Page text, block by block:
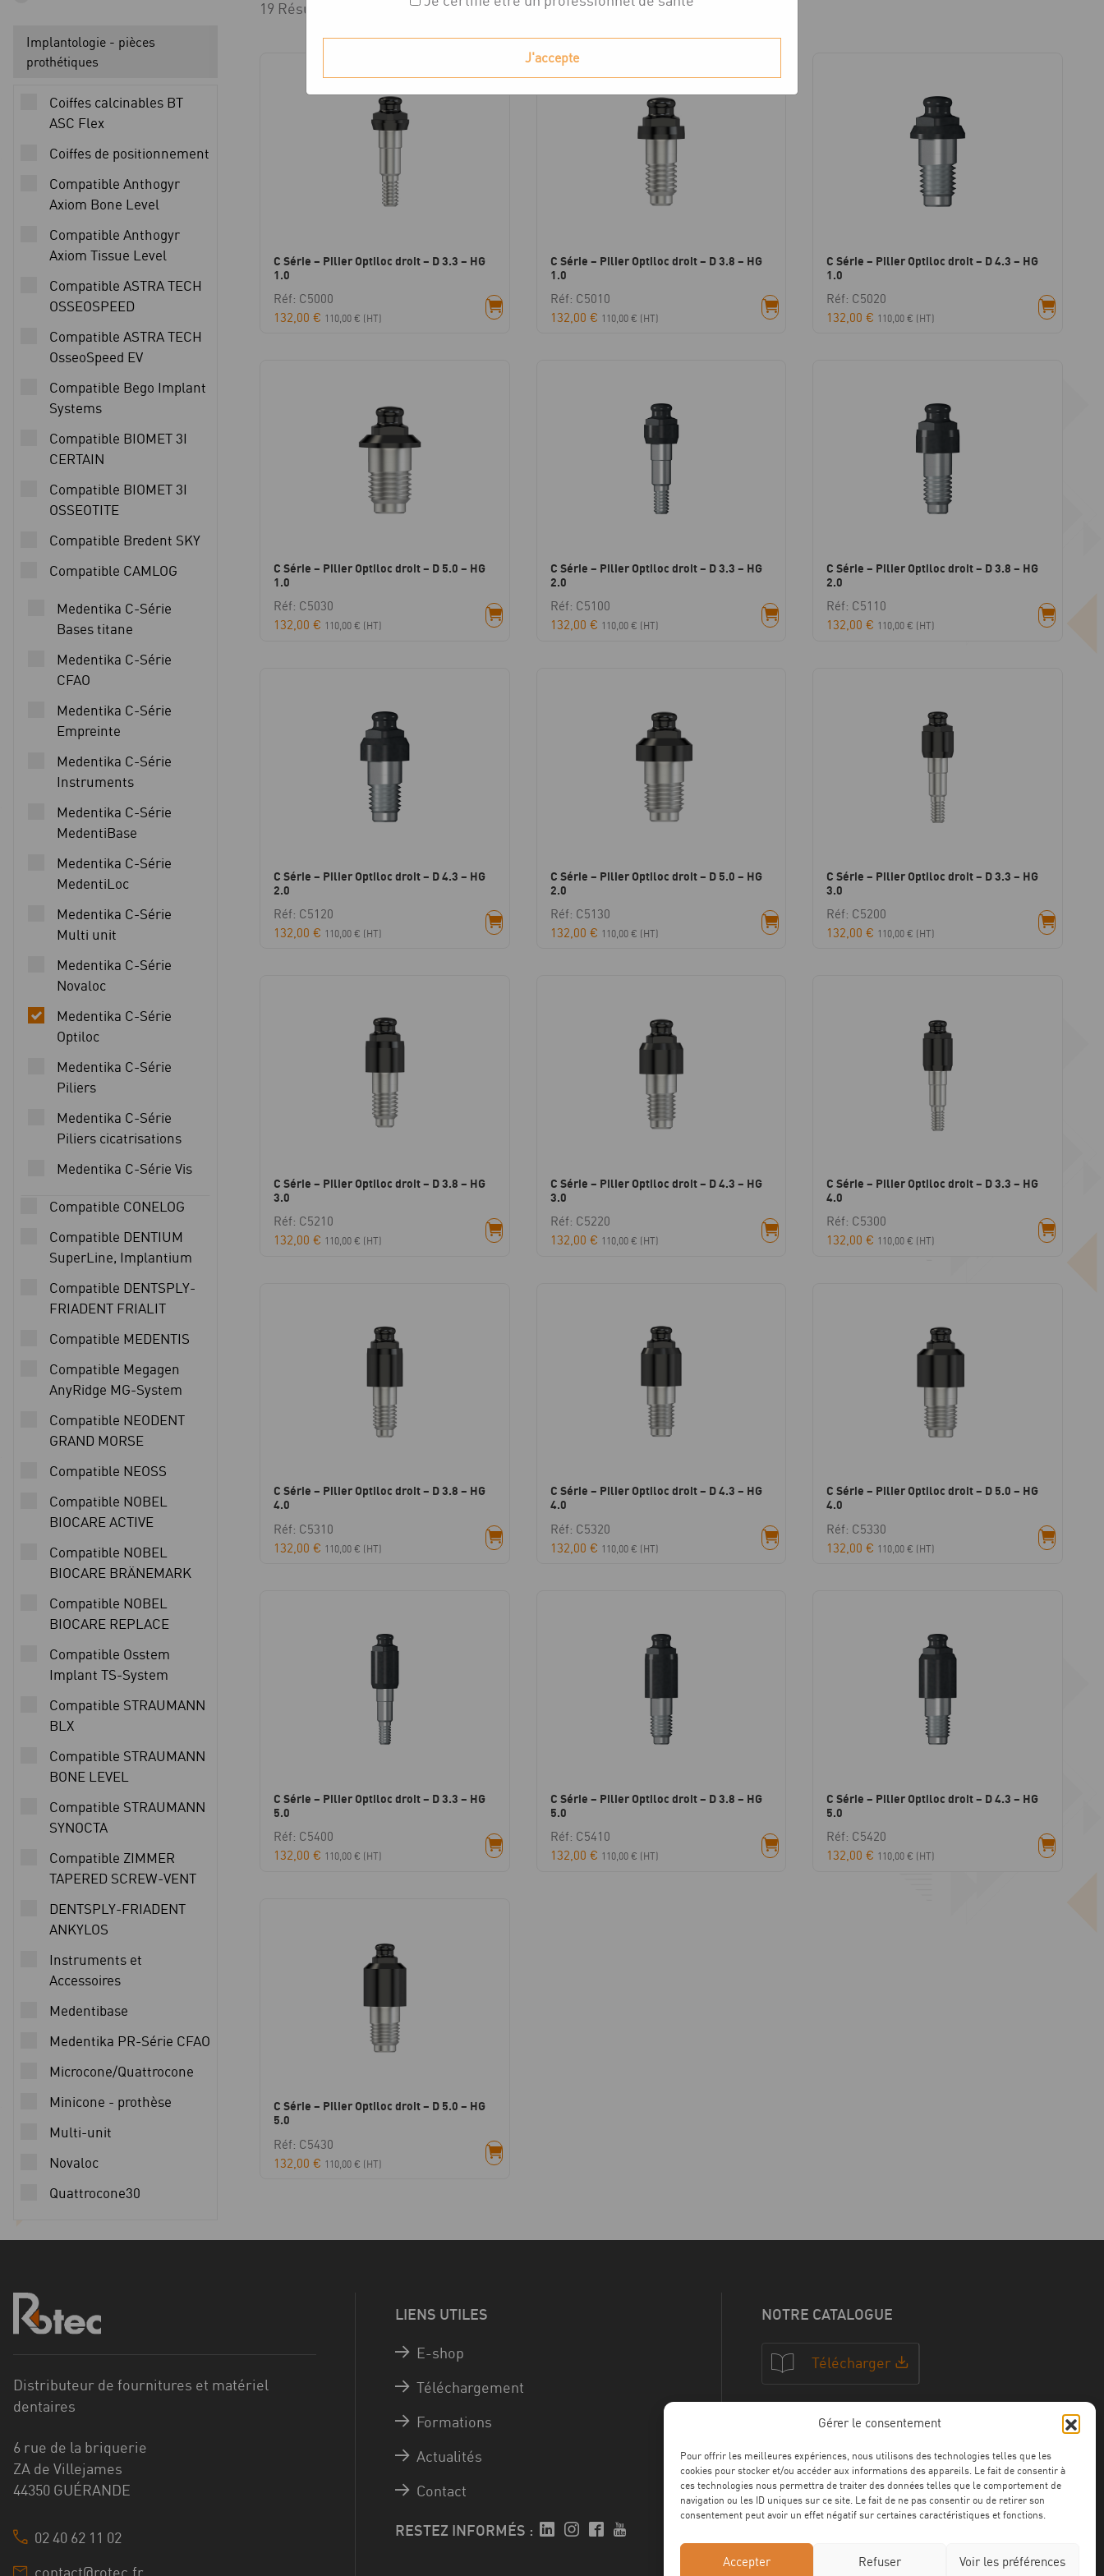
Gérer le consentement
Pour offrir les meilleures expériences, nous utilisons des technologies telles que les
cookies pour stocker et/ou accéder aux informations des appareils. Le fait de consentir à
ces technologies nous permettra de traiter des données telles que le comportement de
navigation ou les ID uniques sur ce site. Le fait de ne pas consentir ou de retirer son
consentement peut avoir un effet négatif sur certaines caractéristiques et fonctions.
Accepter Refuser Voir les préférences
Implantologie - pièces
prothétiques
Coiffes calcinables BT
ASC Flex
Coiffes de positionnement
Compatible Anthogyr
Axiom Bone Level
Compatible Anthogyr
Axiom Tissue Level
Compatible ASTRA TECH
OSSEOSPEED
Compatible ASTRA TECH
OsseoSpeed EV
Compatible Bego Implant
Systems
Compatible BIOMET 3I
CERTAIN
Compatible BIOMET 3I
OSSEOTITE
Compatible Bredent SKY
Compatible CAMLOG
Medentika C-Série
Bases titane
Medentika C-Série
CFAO
Medentika C-Série
Empreinte
Medentika C-Série
Instruments
Medentika C-Série
MedentiBase
Medentika C-Série
MedentiLoc
Medentika C-Série
Multi unit
Medentika C-Série
Novaloc
Medentika C-Série
Optiloc
Medentika C-Série
Piliers
Medentika C-Série
Piliers cicatrisations
Medentika C-Série Vis
Compatible CONELOG
Compatible DENTIUM
SuperLine, Implantium
Compatible DENTSPLY-
FRIADENT FRIALIT
Compatible MEDENTIS
Compatible Megagen
AnyRidge MG-System
Compatible NEODENT
GRAND MORSE
Compatible NEOSS
Compatible NOBEL
BIOCARE ACTIVE
Compatible NOBEL
BIOCARE BRÄNEMARK
Compatible NOBEL
BIOCARE REPLACE
Compatible Osstem
Implant TS-System
Compatible STRAUMANN
BLX
Compatible STRAUMANN
BONE LEVEL
Compatible STRAUMANN
SYNOCTA
Compatible ZIMMER
TAPERED SCREW-VENT
DENTSPLY-FRIADENT
ANKYLOS
Instruments et
Accessoires
Medentibase
Medentika PR-Série CFAO
Microcone/Quattrocone
Minicone - prothèse
Multi-unit
Novaloc
Quattrocone30
19 Résultats affichés
C Série – Pilier Optiloc droit – D 3.3 – HG
1.0
Réf: C5000
132,00 € 110,00 € (HT)
C Série – Pilier Optiloc droit – D 3.8 – HG
1.0
Réf: C5010
132,00 € 110,00 € (HT)
C Série – Pilier Optiloc droit – D 4.3 – HG
1.0
Réf: C5020
132,00€ 110,00€ (HT)
C Série – Pilier Optiloc droit – D 5.0 – HG
1.0
Réf: C5030
132,00 € 110,00 € (HT)
C Série – Pilier Optiloc droit – D 3.3 – HG
2.0
Réf: C5100
132,00 € 110,00 € (HT)
C Série – Pilier Optiloc droit – D 3.8 – HG
2.0
Réf: C5110
132,00€ 110,00€ (HT)
C Série – Pilier Optiloc droit – D 4.3 – HG
2.0
Réf: C5120
132,00 € 110,00 € (HT)
C Série – Pilier Optiloc droit – D 5.0 – HG
2.0
Réf: C5130
132,00 € 110,00 € (HT)
C Série – Pilier Optiloc droit – D 3.3 – HG
3.0
Réf: C5200
132,00€ 110,00€ (HT)
C Série – Pilier Optiloc droit – D 3.8 – HG
3.0
Réf: C5210
132,00 € 110,00 € (HT)
C Série – Pilier Optiloc droit – D 4.3 – HG
3.0
Réf: C5220
132,00 € 110,00 € (HT)
C Série – Pilier Optiloc droit – D 3.3 – HG
4.0
Réf: C5300
132,00€ 110,00€ (HT)
C Série – Pilier Optiloc droit – D 3.8 – HG
4.0
Réf: C5310
132,00 € 110,00 € (HT)
C Série – Pilier Optiloc droit – D 4.3 – HG
4.0
Réf: C5320
132,00 € 110,00 € (HT)
C Série – Pilier Optiloc droit – D 5.0 – HG
4.0
Réf: C5330
132,00€ 110,00€ (HT)
C Série – Pilier Optiloc droit – D 3.3 – HG
5.0
Réf: C5400
132,00 € 110,00 € (HT)
C Série – Pilier Optiloc droit – D 3.8 – HG
5.0
Réf: C5410
132,00 € 110,00 € (HT)
C Série – Pilier Optiloc droit – D 4.3 – HG
5.0
Réf: C5420
132,00€ 110,00€ (HT)
C Série – Pilier Optiloc droit – D 5.0 – HG
5.0
Réf: C5430
132,00 € 110,00 € (HT)
Distributeur de fournitures et matériel
dentaires
6 rue de la briquerie
ZA de Villejames
44350 GUÉRANDE
02 40 62 11 02
contact@rotec.fr
LIENS UTILES
E-shop
Téléchargement
Formations
Actualités
Contact
RESTEZ INFORMÉS :
NOTRE CATALOGUE
Télécharger
NOS CERTFICATIONS
J'accepte